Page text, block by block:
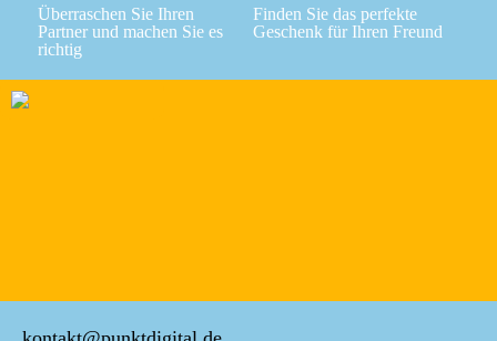
Überraschen Sie Ihren
Partner und machen Sie es
richtig
Finden Sie das perfekte
Geschenk für Ihren Freund